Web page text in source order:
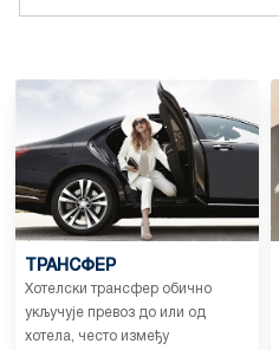
ТРАНСФЕР
Хотелски трансфер обично
укључује превоз до или од
хотела, често између